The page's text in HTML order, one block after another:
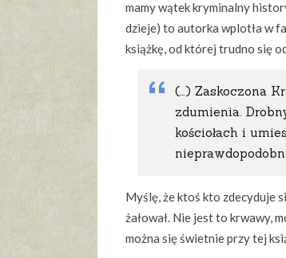
mamy wątek kryminalny
dzieje) to autorka wplotła w
książkę, od której trudno się
(…) Zaskoczona
zdumienia.
kościołach i
Myślę, że ktoś kto zdecyduje
żałował. Nie jest to krwawy,
można się świetnie przy tej